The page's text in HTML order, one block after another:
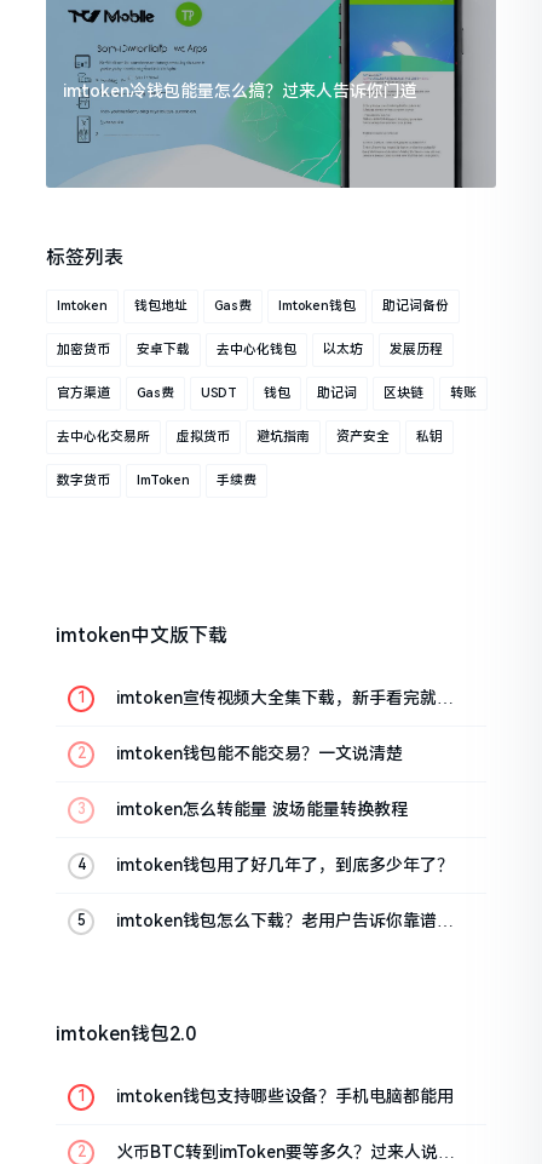
imtoken冷钱包能量怎么搞？过来人告诉你门道
标签列表
Imtoken 钱包地址 Gas费 Imtoken钱包 助记词备份
加密货币 安卓下载 去中心化钱包 以太坊 发展历程
官方渠道 Gas费 USDT 钱包 助记词 区块链 转账
去中心化交易所 虚拟货币 避坑指南 资产安全 私钥
数字货币 ImToken 手续费
imtoken中文版下载
imtoken宣传视频大全集下载，新手看完就懂
imtoken钱包能不能交易？一文说清楚
imtoken怎么转能量 波场能量转换教程
imtoken钱包用了好几年了，到底多少年了？
imtoken钱包怎么下载？老用户告诉你靠谱渠
imtoken钱包2.0
imtoken钱包支持哪些设备？手机电脑都能用
火币BTC转到imToken要等多久？过来人说说